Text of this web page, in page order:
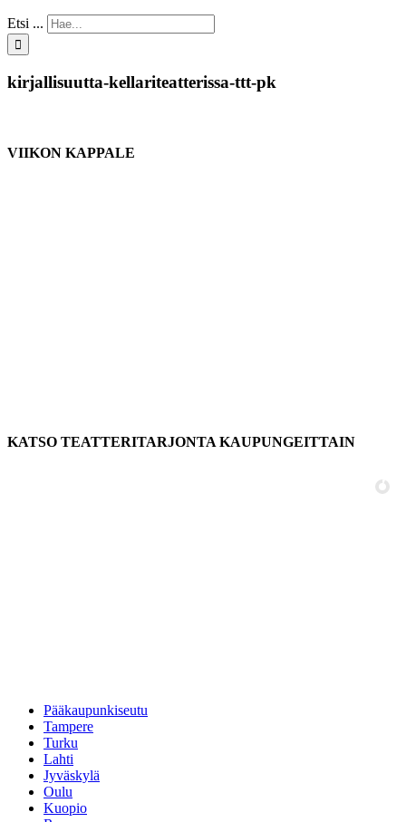
Etsi ...
kirjallisuutta-kellariteatterissa-ttt-pk
VIIKON KAPPALE
KATSO TEATTERITARJONTA KAUPUNGEITTAIN
Pääkaupunkiseutu
Tampere
Turku
Lahti
Jyväskylä
Oulu
Kuopio